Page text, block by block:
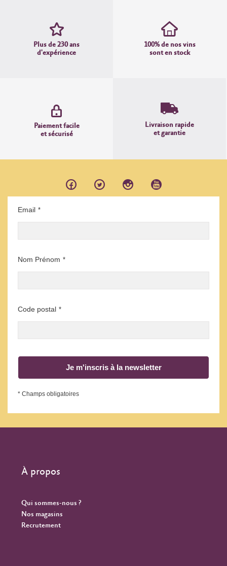
Plus de 230 ans
d'expérience
100% de nos vins
sont en stock
Paiement facile
et sécurisé
Livraison rapide
et garantie
Email *
Nom Prénom *
Code postal *
Je m'inscris à la newsletter
* Champs obligatoires
À propos
Qui sommes-nous ?
Nos magasins
Recrutement